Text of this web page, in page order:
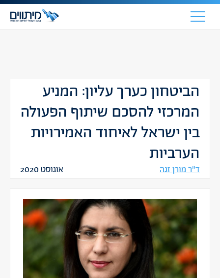
הביטחון כערך עליון: המניע
המרכזי להסכם שיתוף הפעולה
בין ישראל לאיחוד האמירויות
הערביות
ד"ר מורן זגה אוגוסט 2020